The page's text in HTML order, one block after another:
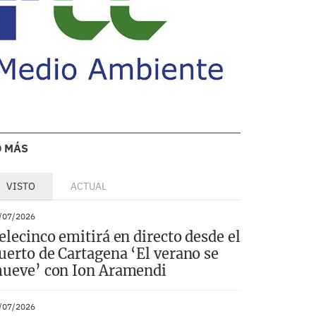
MÁS
VISTO ACTUAL
07/2026
emitirá en directo desde el
de Cartagena ‘El verano se
con Ion Aramendi
07/2026